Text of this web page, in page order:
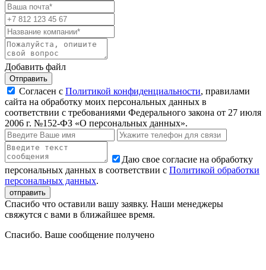
Добавить файл
Отправить
Согласен с Политикой конфиденциальности, правилами
сайта на обработку моих персональных данных в
соответствии с требованиями Федерального закона от 27 июля
2006 г. №152-ФЗ «О персональных данных».
Даю свое согласие на обработку
персональных данных в соответствии с Политикой обработки
персональных данных.
Спасибо что оставили вашу заявку. Наши менеджеры
свяжутся с вами в ближайшее время.
Спасибо. Ваше сообщение получено